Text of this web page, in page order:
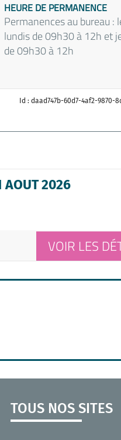
HEURE DE PERMANENCE
Permanences au bureau :
lundis de 09h30 à 12h et
de 09h30 à 12h
Id : daad747b-60d7-4af2-9870-
AOUT 2026
VOIR LES
TOUS NOS SITES